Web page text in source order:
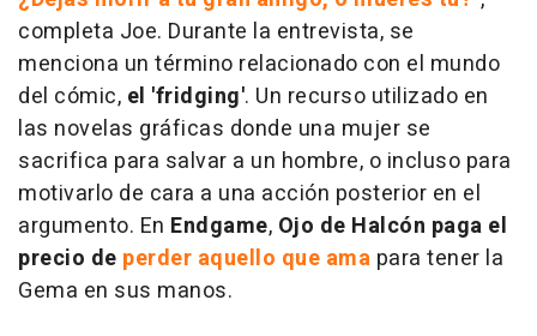
completa Joe. Durante la entrevista, se
menciona un término relacionado con el mundo
del cómic, el 'fridging'. Un recurso utilizado en
las novelas gráficas donde una mujer se
sacrifica para salvar a un hombre, o incluso para
motivarlo de cara a una acción posterior en el
argumento. En Endgame, Ojo de Halcón paga el
precio de perder aquello que ama para tener la
Gema en sus manos.